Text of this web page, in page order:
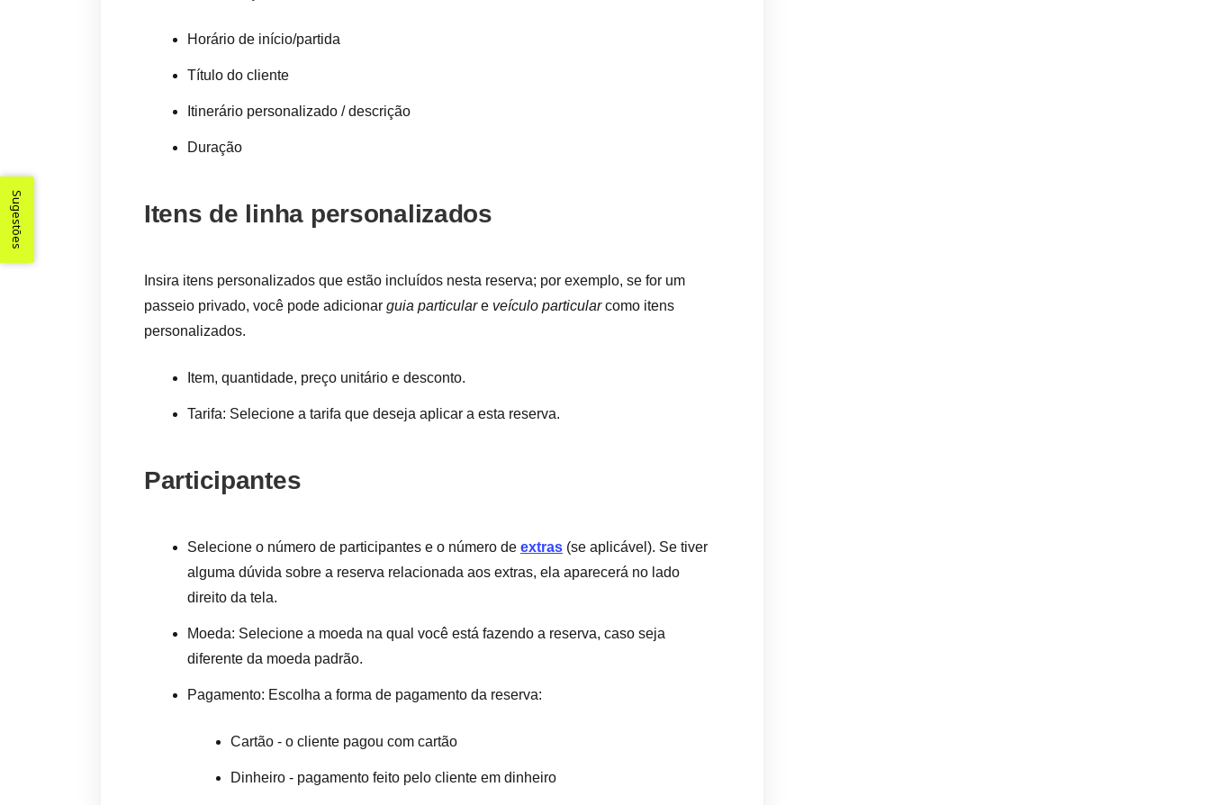
Horário de início/partida
Título do cliente
Itinerário personalizado / descrição
Duração
Itens de linha personalizados
Insira itens personalizados que estão incluídos nesta reserva; por exemplo, se for um
passeio privado, você pode adicionar guia particulare veículo particularcomo itens
personalizados.
Item, quantidade, preço unitário e desconto.
Tarifa: Selecione a tarifa que deseja aplicar a esta reserva.
Participantes
Selecione o número de participantes e o número de extras (se aplicável). Se tiver
alguma dúvida sobre a reserva relacionada aos extras, ela aparecerá no lado
direito da tela.
Moeda: Selecione a moeda na qual você está fazendo a reserva, caso seja
diferente da moeda padrão.
Pagamento: Escolha a forma de pagamento da reserva:
Cartão - o cliente pagou com cartão
Dinheiro - pagamento feito pelo cliente em dinheiro
Sugestões